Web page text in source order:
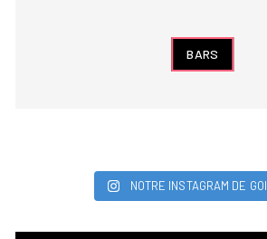
BARS
NOTRE INSTAGRAM DE